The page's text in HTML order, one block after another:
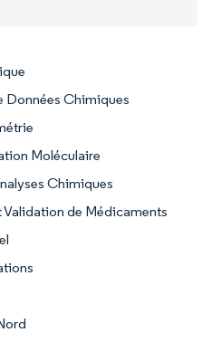
Données Chimiques
Moléculaire
Chimiques
de Médicaments